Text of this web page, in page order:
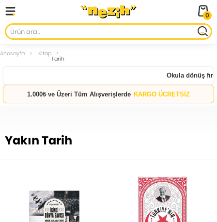
0
Anasayfa Kitap
Tarih
Okula dönüş
1.000₺ ve Üzeri Tüm Alışverişlerde KARGO ÜCRETSİZ
Yakın Tarih